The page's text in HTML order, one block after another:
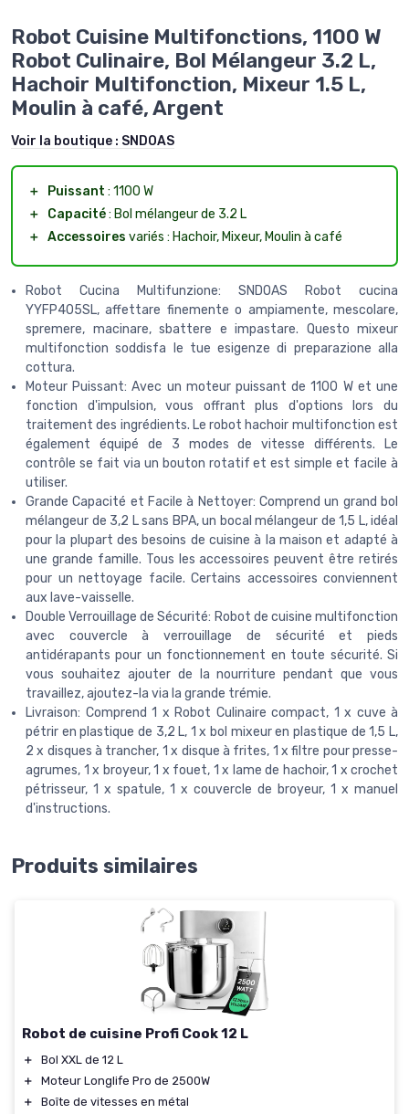
Robot Cuisine Multifonctions, 1100 W
Robot Culinaire, Bol Mélangeur 3.2 L,
Hachoir Multifonction, Mixeur 1.5 L,
Moulin à café, Argent
Voir la boutique : SNDOAS
＋ Puissant : 1100 W
＋
Capacité: Bol mélangeur de 3.2 L
＋ Accessoires variés : Hachoir, Mixeur, Moulin à café
Robot Cucina Multifunzione: SNDOAS Robot cucina
YYFP405SL, affettare finemente o ampiamente, mescolare,
spremere, macinare, sbattere e impastare. Questo mixeur
multifonction soddisfa le tue esigenze di preparazione alla
cottura.
Moteur Puissant: Avec un moteur puissant de 1100 W et une
fonction d'impulsion, vous offrant plus d'options lors du
traitement des ingrédients. Le robot hachoir multifonction est
également équipé de 3 modes de vitesse différents. Le
contrôle se fait via un bouton rotatif et est simple et facile à
utiliser.
Grande Capacité et Facile à Nettoyer: Comprend un grand bol
mélangeur de 3,2 L sans BPA, un bocal mélangeur de 1,5 L, idéal
pour la plupart des besoins de cuisine à la maison et adapté à
une grande famille. Tous les accessoires peuvent être retirés
pour un nettoyage facile. Certains accessoires conviennent
aux lave-vaisselle.
Double Verrouillage de Sécurité: Robot de cuisine multifonction
avec couvercle à verrouillage de sécurité et pieds
antidérapants pour un fonctionnement en toute sécurité. Si
vous souhaitez ajouter de la nourriture pendant que vous
travaillez, ajoutez-la via la grande trémie.
Livraison: Comprend 1 x Robot Culinaire compact, 1 x cuve à
pétrir en plastique de 3,2 L, 1 x bol mixeur en plastique de 1,5 L,
2 x disques à trancher, 1 x disque à frites, 1 x filtre pour presse-
agrumes, 1 x broyeur, 1 x fouet, 1 x lame de hachoir, 1 x crochet
pétrisseur, 1 x spatule, 1 x couvercle de broyeur, 1 x manuel
d'instructions.
Produits similaires
Robot de cuisine Profi Cook 12 L
＋
Bol XXL de 12 L
＋
Moteur Longlife Pro de 2500W
＋
Boîte de vitesses en métal